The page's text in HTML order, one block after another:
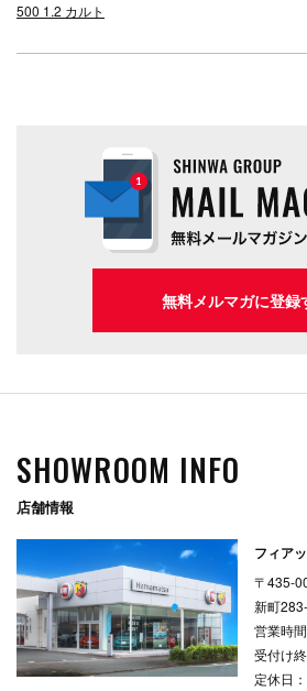
500 1.2 カルト
無料メルマガに登録
SHOWROOM INFO
店舗情報
フィア
〒435-
新町
営業時
受付け
定休日